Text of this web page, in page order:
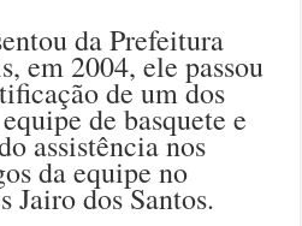
da Prefeitura
em 2004, ele passou
de um dos
de basquete e
assistência nos
da equipe no
Jairo dos Santos.